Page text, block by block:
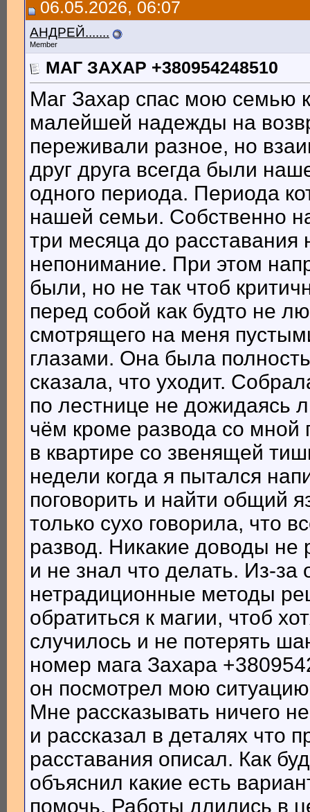
06.05.2026, 06:07
АНДРЕЙ.......
Member
МАГ ЗАХАР +380954248510
Маг Захар спас мою семью
малейшей надежды на
переживали разное, но
друг друга всегда были
одного периода. Периода
нашей семьи. Собственно
три месяца до расставания
непонимание. При этом
были, но не так чтоб
перед собой как будто не
смотрящего на меня
глазами. Она была
сказала, что уходит.
по лестнице не дожидаясь
чём кроме развода со мной
в квартире со звенящей
недели когда я пытался
поговорить и найти общий
только сухо говорила, что
развод. Никакие доводы не
и не знал что делать. Из-
нетрадиционные методы
обратиться к магии, чтоб
случилось и не потерять
номер мага Захара
он посмотрел мою
Мне рассказывать ничего
и рассказал в деталях что
расставания описал. Как
объяснил какие есть
помочь. Работы длились в